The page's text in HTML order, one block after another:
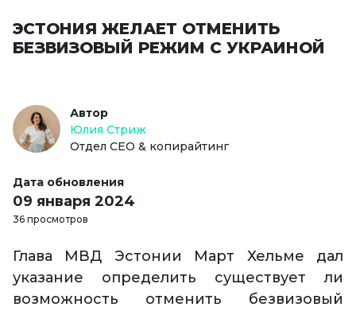
ЭСТОНИЯ ЖЕЛАЕТ ОТМЕНИТЬ
БЕЗВИЗОВЫЙ РЕЖИМ С УКРАИНОЙ
Автор
Юлия Стриж
Отдел СЕО & копирайтинг
Дата обновления
09 января 2024
36 просмотров
Глава МВД Эстонии Март Хельме дал
указание определить существует ли
возможность отменить безвизовый